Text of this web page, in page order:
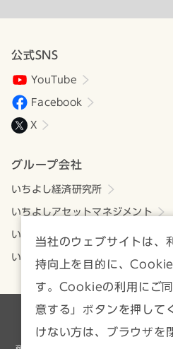
公式SNS
YouTube
Facebook
X
グループ会社
いちよし経済研究所
いちよしアセットマネジメント
いちよしビジネスサービス
いちよしIFA
各種方針・注意事項一覧
当社のウェブサイトは、
持向上を目的に、
す。Cookieの利用にご
意する」ボタンを押して
けない方は、ブラウザを